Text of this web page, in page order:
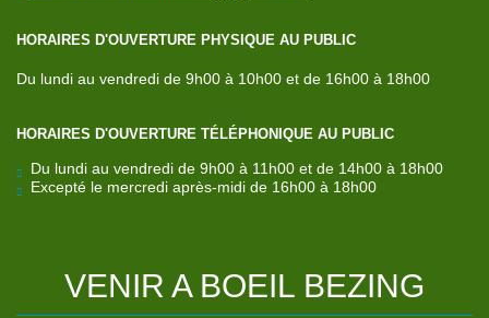
HORAIRES D'OUVERTURE PHYSIQUE AU PUBLIC
Du lundi au vendredi de 9h00 à 10h00 et de 16h00 à 18h00
HORAIRES D'OUVERTURE TÉLÉPHONIQUE AU PUBLIC
Du lundi au vendredi de 9h00 à 11h00 et de 14h00 à 18h00
Excepté le mercredi après-midi de 16h00 à 18h00
VENIR A BOEIL BEZING